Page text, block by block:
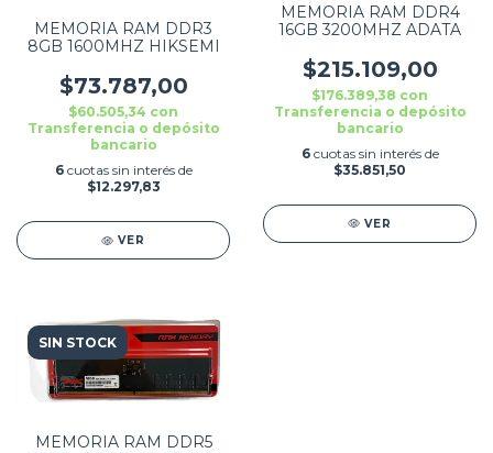
MEMORIA RAM DDR3
8GB 1600MHZ HIKSEMI
$73.787,00
$60.505,34 con
Transferencia o depósito
bancario
6 cuotas sin interés de
$12.297,83
VER
MEMORIA RAM DDR4
16GB 3200MHZ ADATA
$215.109,00
$176.389,38 con
Transferencia o depósito
bancario
6 cuotas sin interés de
$35.851,50
VER
SIN STOCK
MEMORIA RAM DDR5